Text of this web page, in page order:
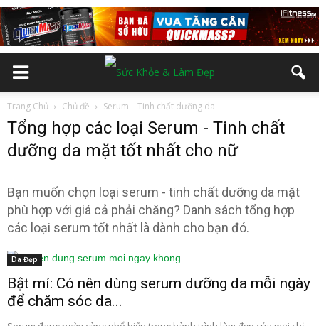
Trang Chủ Chủ đề Serum – Tinh chất dưỡng da
Tổng hợp các loại Serum - Tinh chất
dưỡng da mặt tốt nhất cho nữ
Bạn muốn chọn loại serum - tinh chất dưỡng da mặt
phù hợp với giá cả phải chăng? Danh sách tổng hợp
các loại serum tốt nhất là dành cho bạn đó.
Da Đẹp
Bật mí: Có nên dùng serum dưỡng da mỗi ngày
để chăm sóc da...